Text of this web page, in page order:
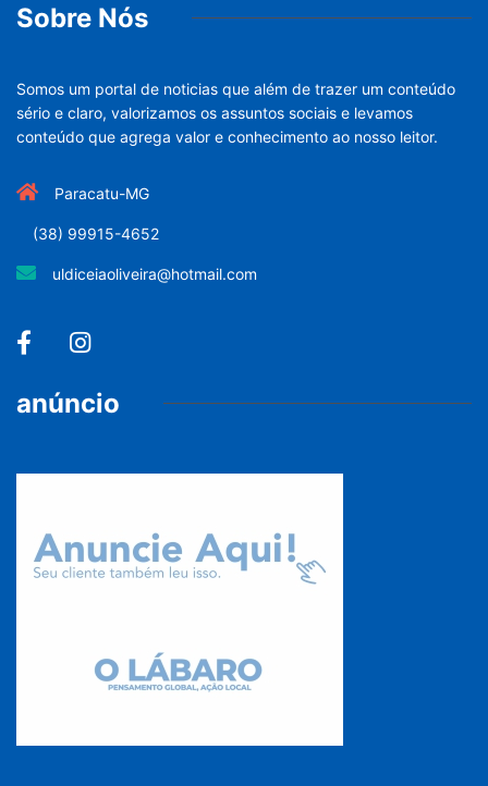
Sobre Nós
Somos um portal de noticias que além de trazer um conteúdo
sério e claro, valorizamos os assuntos sociais e levamos
conteúdo que agrega valor e conhecimento ao nosso leitor.
Paracatu-MG
(38) 99915-4652
uldiceiaoliveira@hotmail.com
anúncio